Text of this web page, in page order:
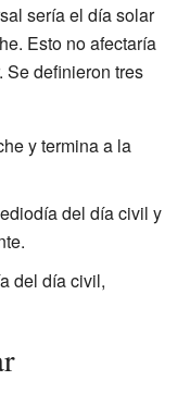
sería el día solar
Esto no afectaría
Se definieron tres
y termina a la
del día civil y
del día civil,